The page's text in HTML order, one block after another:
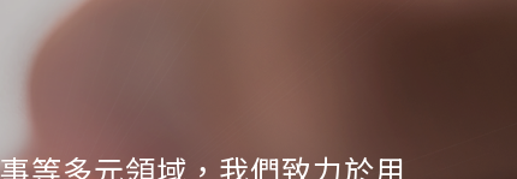
等多元領域，我們致力於用